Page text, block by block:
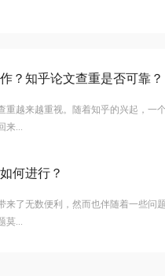
？知乎论文查重是否可靠？
重越来越重视。随着知乎的兴起，一
来...
何进行？
来了无数便利，然而也伴随着一些问
莫...